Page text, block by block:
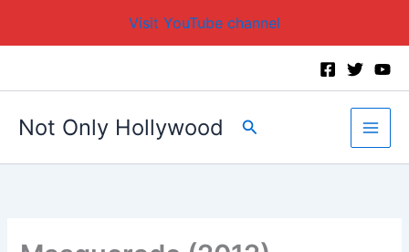
Visit YouTube channel
Not Only Hollywood Search